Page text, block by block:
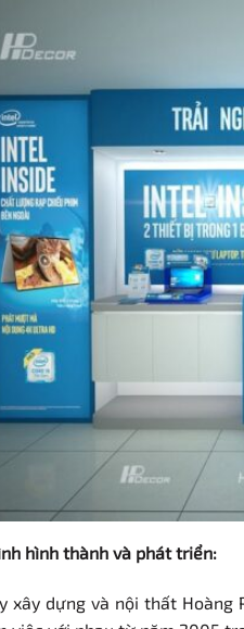
hình thành và phát triển:
xây dựng và nội thất